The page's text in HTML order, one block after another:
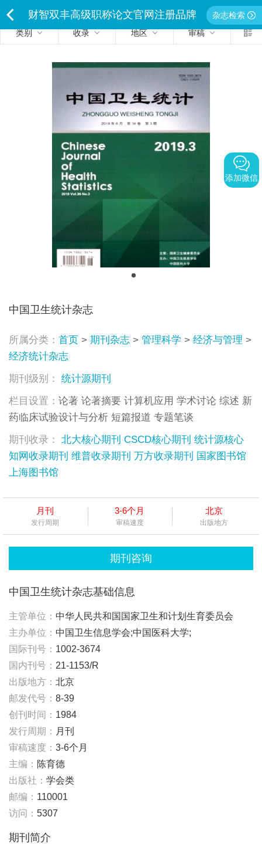
财智双丰高级职称论文官网注册品牌
独家经营严禁侵权违者必究
杂志检索
类别
收录 地区 审稿
中国卫生统计杂志
所属分类： 首页 > 期刊杂志 > 管理科学 > 经济与管理 >
经济统计杂志
期刊级别：
统计源期刊
栏目设置： 论著 论著摘要 计算机应用 学术讨论 综述 新
药临床试验设计与分析 短篇报道 专题笔谈
期刊收录：
北大核心期刊 CSCD核心期刊 统计源核心
知网收录期刊 维普收录期刊 万方收录期刊
国家图书馆
上海图书馆
月刊
发行周期
3-6个月
审稿速度
北京
出版地方
期刊咨询
中国卫生统计杂志基础信息
主管单位： 中华人民共和国国家卫生和计划生育委员会
主办单位： 中国卫生信息学会;中国医科大学;
国际刊号： 1002-3674
国内刊号： 21-1153/R
出版地方： 北京
邮发代号： 8-39
创刊时间： 1984
发行周期： 月刊
审稿速度： 3-6个月
主编： 陈育德
出版社： 学会类
邮编： 110001
访问： 5307
期刊简介
添加微信